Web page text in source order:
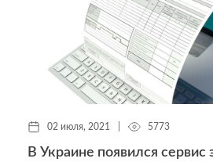
02 июля, 2021 5773
В Украине появился сервис